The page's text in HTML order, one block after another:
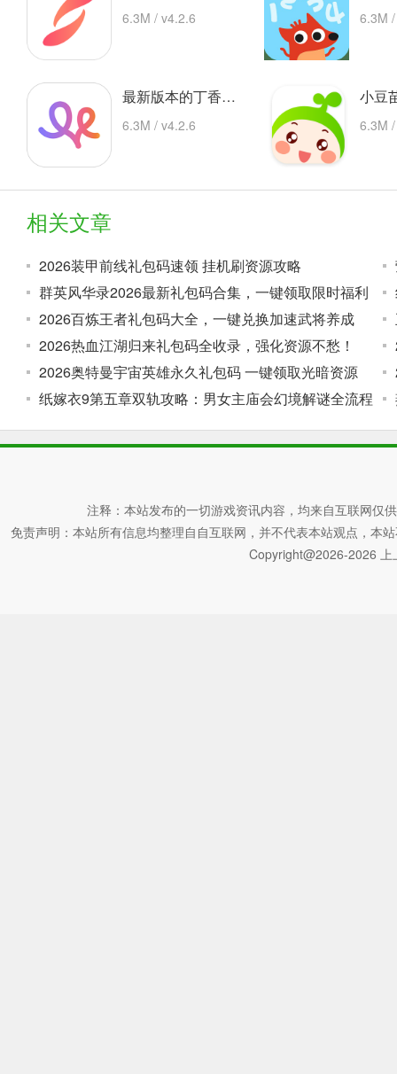
6.3M / v4.2.6 6.3M
最新版本的丁香妈妈app 安卓版
6.3M / v4.2.6 6.3M
相关文章
2026装甲前线礼包码速领 挂机刷资源攻略
群英风华录2026最新礼包码合集，一键领取限时福利
2026百炼王者礼包码大全，一键兑换加速武将养成
2026热血江湖归来礼包码全收录，强化资源不愁！
2026奥特曼宇宙英雄永久礼包码 一键领取光暗资源
纸嫁衣9第五章双轨攻略：男女主庙会幻境解谜全流程
注释：本站发布的一切游戏资讯内容，均来自互联网仅
免责声明：本站所有信息均整理自自互联网，并不代表本站观点，本
Copyright@2026-2026